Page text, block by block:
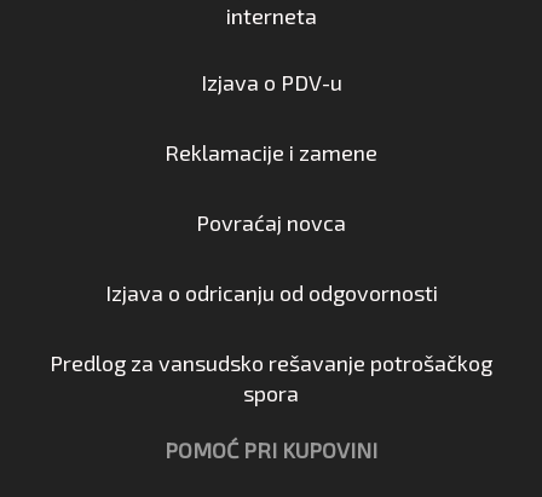
interneta
Izjava o PDV-u
Reklamacije i zamene
Povraćaj novca
Izjava o odricanju od odgovornosti
Predlog za vansudsko rešavanje potrošačkog
spora
POMOĆ PRI KUPOVINI